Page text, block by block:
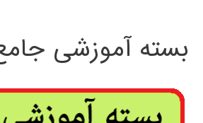
بسته آموزشی